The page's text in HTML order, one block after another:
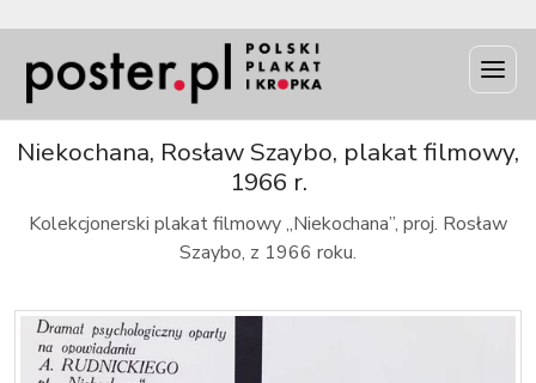
Niekochana, Rosław Szaybo, plakat filmowy,
1966 r.
Kolekcjonerski plakat filmowy „Niekochana”, proj. Rosław
Szaybo, z 1966 roku.